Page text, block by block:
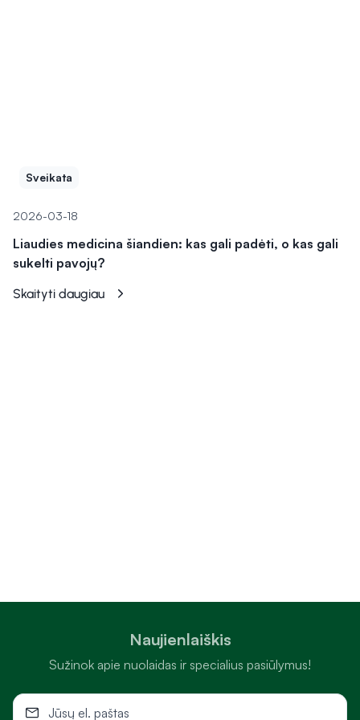
Sveikata
2026-03-18
Liaudies medicina šiandien: kas gali padėti, o kas gali
sukelti pavojų?
Skaityti daugiau
Naujienlaiškis
Sužinok apie nuolaidas ir specialius pasiūlymus!